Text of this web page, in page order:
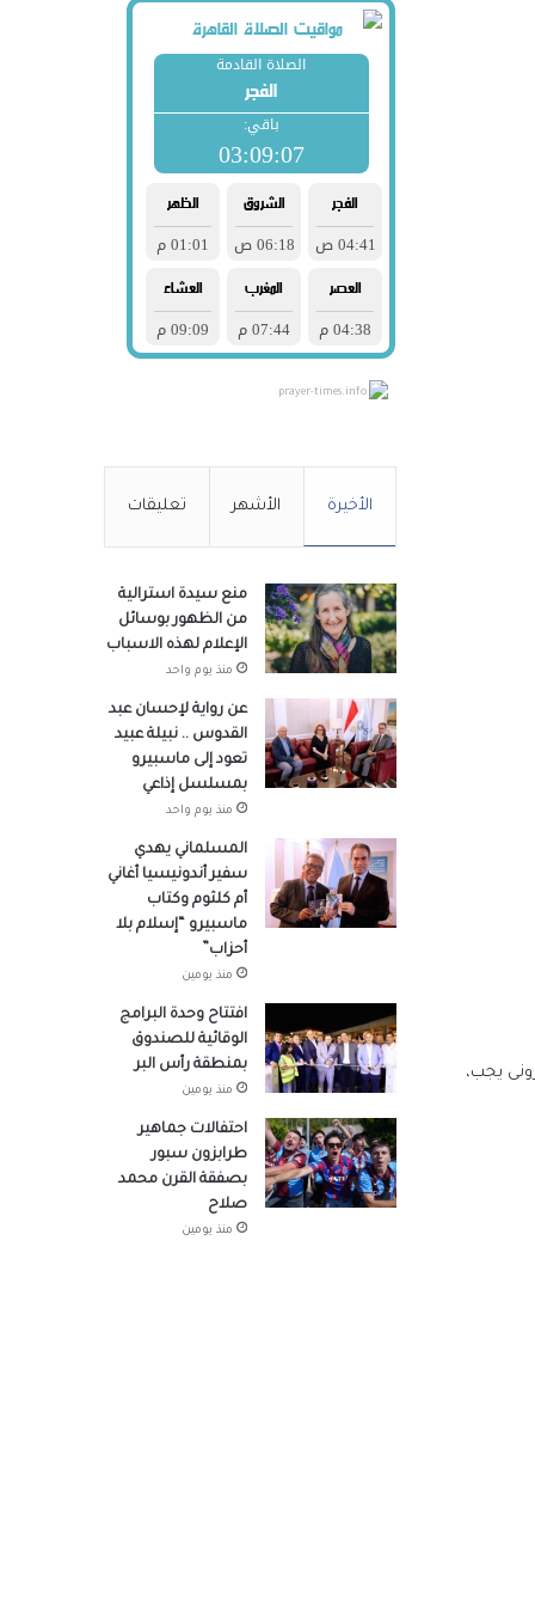
يجب،
prayer-times.info
الأخيرة الأشهر تعليقات
منع سيدة استرالية
من الظهور بوسائل
الإعلام لهذه الاسباب
منذ يوم واحد
عن رواية لإحسان عبد
القدوس .. نبيلة عبيد
تعود إلى ماسبيرو
بمسلسل إذاعي
منذ يوم واحد
المسلماني يهدي
سفير أندونيسيا أغاني
أم كلثوم وكتاب
ماسبيرو “إسلام بلا
أحزاب”
منذ يومين
افتتاح وحدة البرامج
الوقائية للصندوق
بمنطقة رأس البر
منذ يومين
احتفالات جماهير
طرابزون سبور
بصفقة القرن محمد
صلاح
منذ يومين